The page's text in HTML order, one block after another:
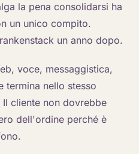
la pena consolidarsi ha
un unico compito.
un anno dopo.
voce, messaggistica,
termina nello stesso
cliente non dovrebbe
dell'ordine perché è